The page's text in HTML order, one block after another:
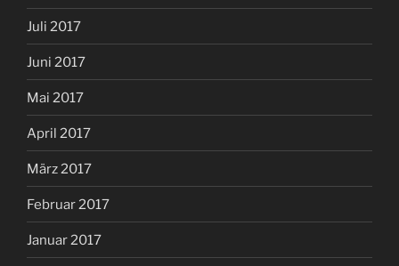
Juli 2017
Juni 2017
Mai 2017
April 2017
März 2017
Februar 2017
Januar 2017